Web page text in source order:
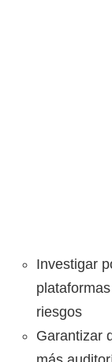
Investigar
riesgos
Garantizar